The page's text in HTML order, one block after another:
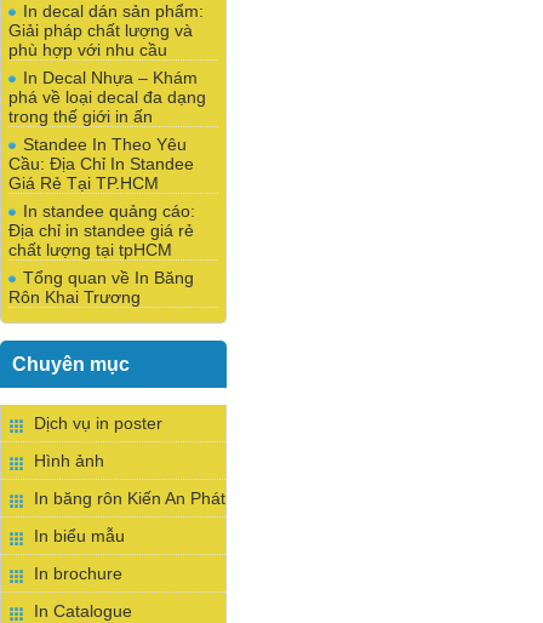
In decal dán sản phẩm:
Giải pháp chất lượng và
phù hợp với nhu cầu
In Decal Nhựa – Khám
phá về loại decal đa dạng
trong thế giới in ấn
Standee In Theo Yêu
Cầu: Địa Chỉ In Standee
Giá Rẻ Tại TP.HCM
In standee quảng cáo:
Địa chỉ in standee giá rẻ
chất lượng tại tpHCM
Tổng quan về In Băng
Rôn Khai Trương
Chuyên mục
Dịch vụ in poster
Hình ảnh
In băng rôn Kiến An Phát
In biểu mẫu
In brochure
In Catalogue